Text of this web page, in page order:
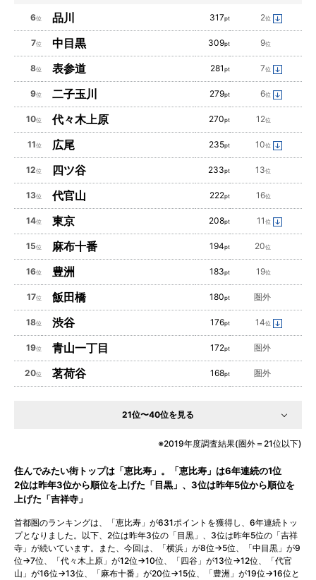
6位 品川 317pt 2位
7位 中目黒 309pt 9位
8位 表参道 281 pt 7位
9位 二子玉川 279pt 6位
10位 代々木上原 270pt 12位
11位 広尾 235pt 10位
12位 四ツ谷 233pt 13位
13位 代官山 222pt 16位
14位 東京 208pt 11 位
15位 麻布十番 194pt 20位
16位 豊洲 183pt 19位
17位 飯田橋 180pt 圏外
18位 渋谷 176pt 14位
19位 青山一丁目 172pt 圏外
20位 茗荷谷 168pt 圏外
21位〜40位を見る
2019年度調査結果(圏外＝21位以下)
住んでみたい街トップは「恵比寿」。「恵比寿」は6年連続の1位
2位は昨年3位から順位を上げた「目黒」、3位は昨年5位から順位を
上げた「吉祥寺」
首都圏のランキングは、「恵比寿」が631ポイントを獲得し、6年連続トッ
プとなりました。以下、2位は昨年3位の「目黒」、3位は昨年5位の「吉祥
寺」が続いています。また、今回は、「横浜」が8位→5位、「中目黒」が9
位→7位、「代々木上原」が12位→10位、「四谷」が13位→12位、「代官
山」が16位→13位、「麻布十番」が20位→15位、「豊洲」が19位→16位と